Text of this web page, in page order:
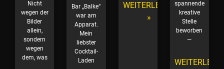
Nicht
wegen der
Bilder
allein,
sondern
wegen
dem, was
Bar „Balke“
war am
Apparat.
Mein
liebster
Cocktail-
Laden
WEITERLESEN
»
spannende
kreative
Stelle
beworben
—